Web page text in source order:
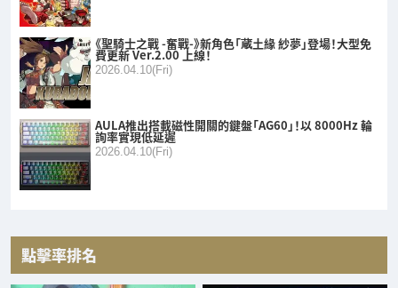
《聖騎士之戰 -奮戰-》新角色「蔵土緣 紗夢」登場！大型免
費更新 Ver.2.00 上線！
2026.04.10(Fri)
AULA推出搭載磁性開關的鍵盤「AG60」！以 8000Hz 輪
詢率實現低延遲
2026.04.10(Fri)
點擊率排名